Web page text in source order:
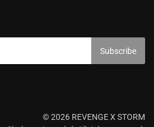
© 2026 REVENGE X STORM